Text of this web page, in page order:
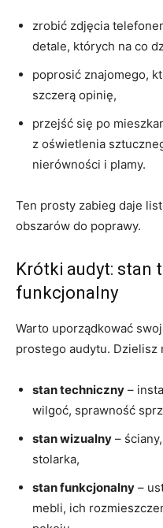
zrobić zdjęcia
detale, których na co
poprosić znajomego,
szczerą opinię,
przejść się po
z oświetlenia
nierówności i plamy.
Ten prosty zabieg daje
obszarów do poprawy.
Krótki audyt: stan
funkcjonalny
Warto uporządkować
prostego audytu. Dzielisz
stan techniczny –
wilgoć, sprawność
stan wizualny –
stolarka,
stan funkcjonalny –
mebli, ich